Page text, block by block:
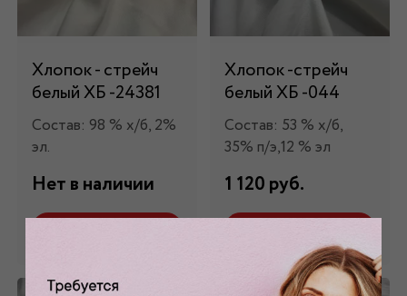
Хлопок - стрейч
белый ХБ -24381
Состав: 98 % х/б, 2%
эл.
Нет в наличии
Хлопок -стрейч
белый ХБ -044
Состав: 53 % х/б,
35% п/э,12 % эл
1 120 руб.